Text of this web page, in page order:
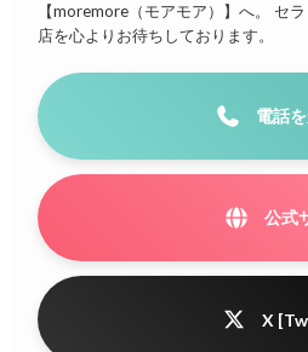
【moremore（モアモア）】へ。 セ
店を心よりお待ちしております。
電話
公式
X